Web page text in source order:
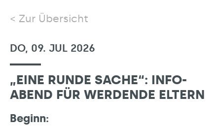
Zur Übersicht
DO, 09. JUL 2026
„EINE RUNDE SACHE“: INFO-
ABEND FÜR WERDENDE ELTERN
Beginn: